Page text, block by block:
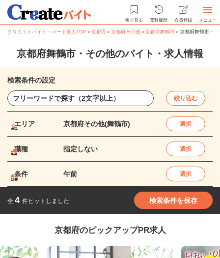
後で見る 閲覧履歴 会員登録 メニュー
クリエイトバイト・パート求人TOP ＞京都府＞京都府その他＞京都府舞鶴市＞京都府舞鶴市・
京都府舞鶴市・その他のバイト・求人情報
検索条件の設定
絞り込む
エリア 京都府その他(舞鶴市) 選択
職種 指定しない 選択
条件 午前 選択
全 4 件ヒットしました 検索条件を保存
京都府のピックアップPR求人